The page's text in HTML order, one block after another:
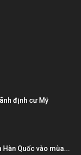
định cư Mỹ
Quốc vào mùa...